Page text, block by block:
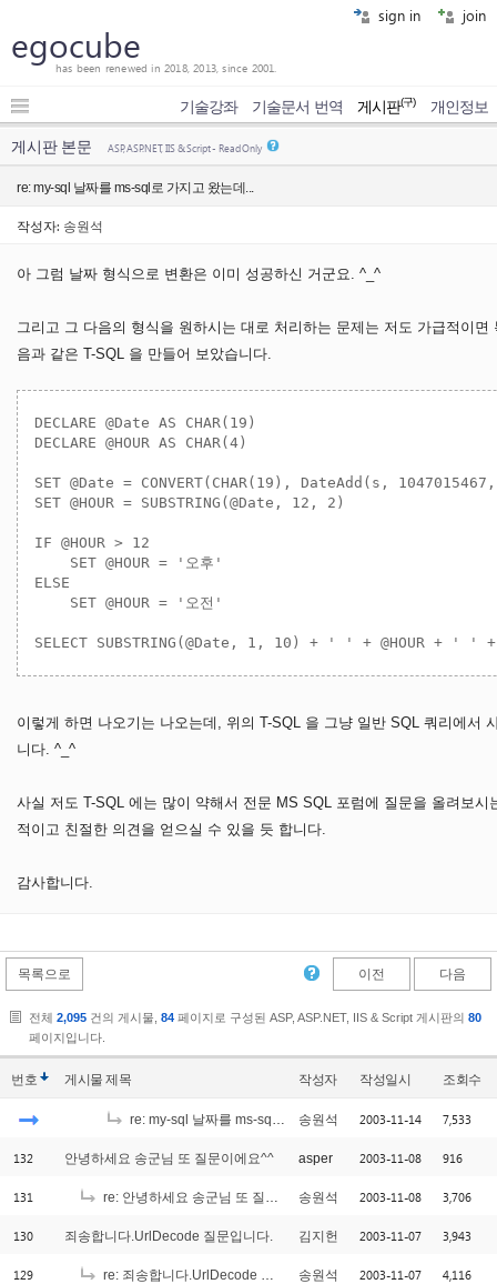
sign in join
egocube
has been renewed in 2018, 2013, since 2001.
기술강좌 기술문서 번역 게시판(구) 개인정보
게시판 본문 ASP, ASP.NET, IIS & Script - Read Only
re: my-sql 날짜를 ms-sql로 가지고 왔는데...
작성자: 송원석
아 그럼 날짜 형식으로 변환은 이미 성공하신 거군요. ^_^
그리고 그 다음의 형식을 원하시는 대로 처리하는 문제는 저도 가급적이
음과 같은 T-SQL 을 만들어 보았습니다.
DECLARE @Date AS CHAR(19)
DECLARE @HOUR AS CHAR(4)
SET @Date = CONVERT(CHAR(19), DateAdd(s,
SET @HOUR = SUBSTRING(@Date, 12, 2)
IF @HOUR > 12
    SET @HOUR = '오후'
ELSE
    SET @HOUR = '오전'
이렇게 하면 나오기는 나오는데, 위의 T-SQL 을 그냥 일반 SQL 쿼리에서
니다. ^_^
사실 저도 T-SQL 에는 많이 약해서 전문 MS SQL 포럼에 질문을 올려보
적이고 친절한 의견을 얻으실 수 있을 듯 합니다.
감사합니다.
목록으로 이전 다음
전체 2,095 건의 게시물, 84 페이지로 구성된 ASP, ASP.NET, IIS & Script 게시판의 80
페이지입니다.
번호 게시물제목 작성자 작성일시 조회수
re: my-sql 날짜를 ms-sql로 가지고 왔는데... 송원석 2003-11-14 7,533
132 안녕하세요 송군님 또 질문이에요^^ asper 2003-11-08 916
131 re: 안녕하세요 송군님 또 질문이에요^^ 송원석 2003-11-08 3,706
130 죄송합니다.UrlDecode 질문입니다. 김지헌 2003-11-07 3,943
129 re: 죄송합니다.UrlDecode 질문입니다. 송원석 2003-11-07 4,116